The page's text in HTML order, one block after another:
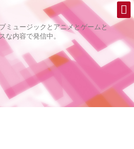
ミュージックとアニメとゲームと
な内容で発信中。